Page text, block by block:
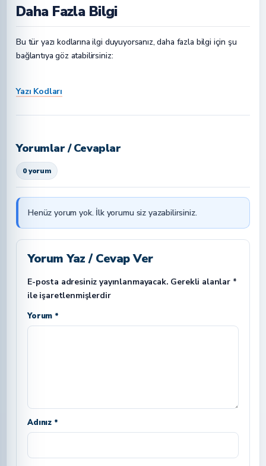
Daha Fazla Bilgi
Bu tür yazı kodlarına ilgi duyuyorsanız, daha fazla bilgi için şu
bağlantıya göz atabilirsiniz:
Yazı Kodları
Yorumlar / Cevaplar
0 yorum
Henüz yorum yok. İlk yorumu siz yazabilirsiniz.
Yorum Yaz / Cevap Ver
E-posta adresiniz yayınlanmayacak. Gerekli alanlar *
ile işaretlenmişlerdir
Yorum *
Adınız *